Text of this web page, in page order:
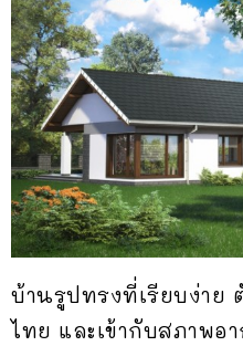
บ้านรูปทรงที่เรียบง่าย
ไทย และเข้ากับสภาพอ